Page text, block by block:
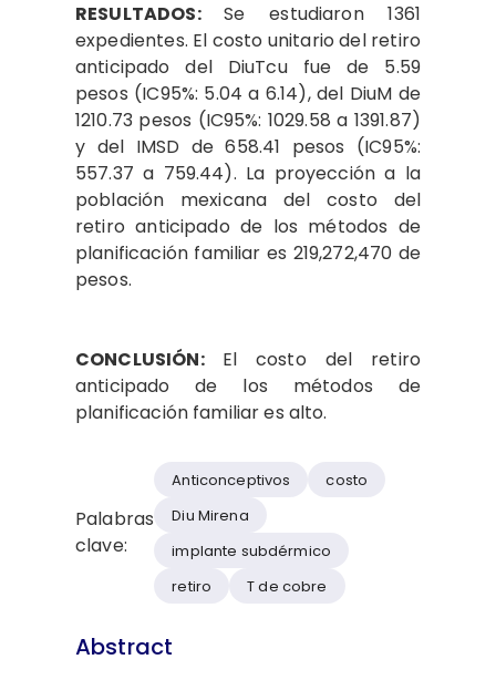
RESULTADOS:Se estudiaron 1361
expedientes. El costo unitario del retiro
anticipado del DiuTcu fue de 5.59
pesos (IC95%: 5.04 a 6.14), del DiuM de
1210.73 pesos (IC95%: 1029.58 a 1391.87)
y del IMSD de 658.41 pesos (IC95%:
557.37 a 759.44). La proyección a la
población mexicana del costo del
retiro anticipado de los métodos de
planificación familiar es 219,272,470 de
pesos.
CONCLUSIÓN: El costo del retiro
anticipado de los métodos de
planificación familiar es alto.
Palabras
clave:
Anticonceptivos
costo
Diu Mirena
implante subdérmico
retiro
T de cobre
Abstract